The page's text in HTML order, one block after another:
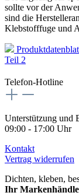
sollte vor der
sind die
Klebstofffuge und
Teil 2
Telefon-Hotline
Unterstützung und
09:00 - 17:00 Uhr
Kontakt
Vertrag widerrufen
Dichten, kleben,
Ihr